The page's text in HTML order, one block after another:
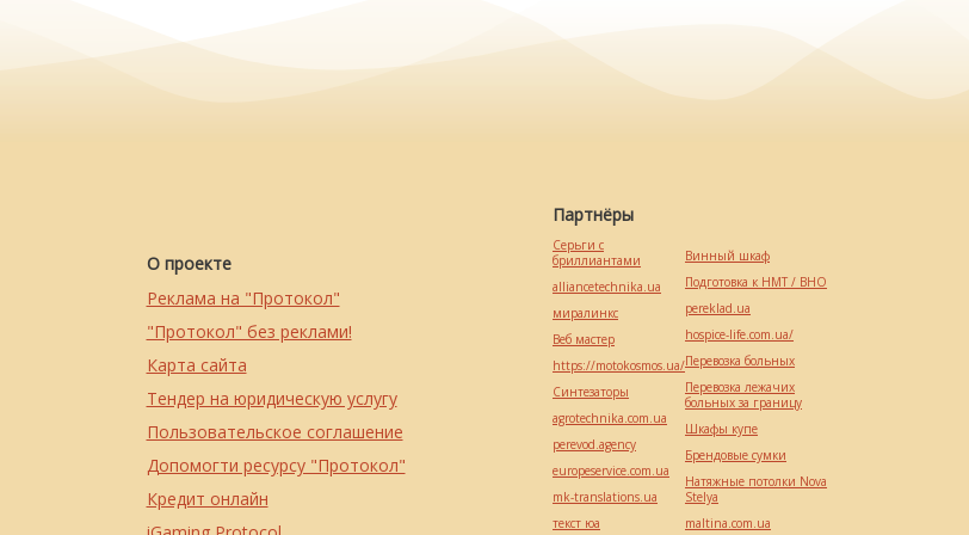
О проекте
Реклама на "Протокол"
"Протокол" без реклами!
Карта сайта
Тендер на юридическую услугу
Пользовательское соглашение
Допомогти ресурсу "Протокол"
Кредит онлайн
Партнёры
Серьги с
бриллиантами
alliancetechnika.ua
миралинкс
Веб мастер
https://motokosmos.ua/
Синтезаторы
agrotechnika.com.ua
perevod.agency
europeservice.com.ua
mk-translations.ua
текст юа
Винный шкаф
Подготовка к НМТ / ВНО
pereklad.ua
hospice-life.com.ua/
Перевозка больных
Перевозка лежачих
больных за границу
Шкафы купе
Брендовые сумки
Натяжные потолки Nova
Stelya
maltina.com.ua